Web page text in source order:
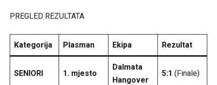
PREGLED REZULTATA
Kategorija Plasman Ekipa Rezultat
SENIORI 1. mjesto
Dalmata
Hangover
5:1 (Finale)